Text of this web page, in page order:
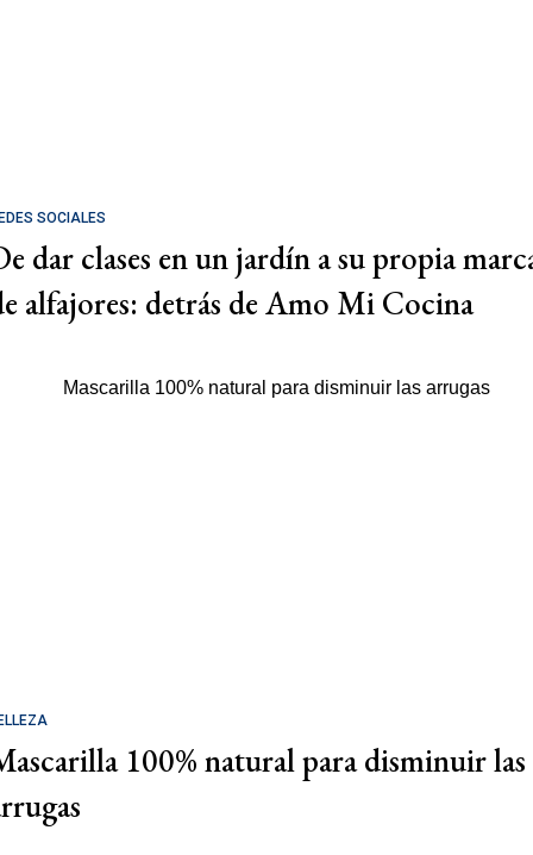
SOCIALES
dar clases en un jardín a su propia
alfajores: detrás de Amo Mi Cocina
100% natural para disminuir las